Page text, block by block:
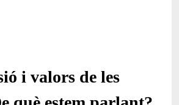
i valors de les